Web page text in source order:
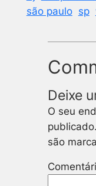
são paulo sp
Deixe
O seu
publicado.
são